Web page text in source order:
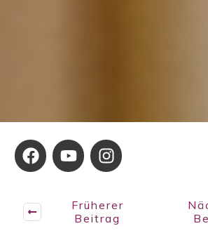
Früherer
Beitrag